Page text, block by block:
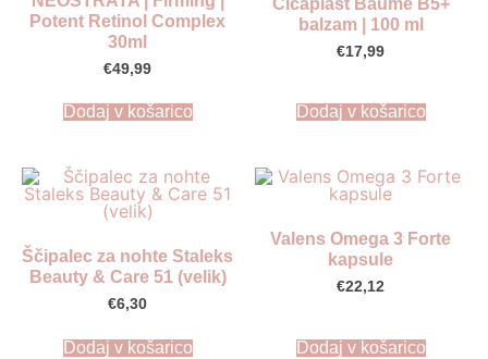
Potent Retinol Complex
30ml
€49,99
Dodaj v košarico
balzam | 100 ml
€17,99
Dodaj v košarico
Ščipalec za nohte Staleks
Beauty & Care 51 (velik)
€6,30
Dodaj v košarico
Valens Omega 3 Forte
kapsule
€22,12
Dodaj v košarico